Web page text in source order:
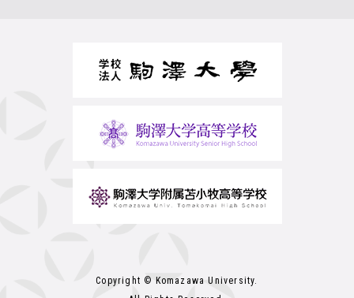
Copyright © Komazawa University.